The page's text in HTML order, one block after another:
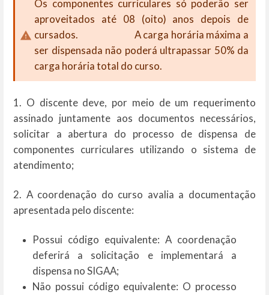
Os componentes curriculares só poderão ser
aproveitados até 08 (oito) anos depois de
cursados. A carga horária máxima a
ser dispensada não poderá ultrapassar 50% da
carga horária total do curso.
1. O discente deve, por meio de um requerimento
assinado juntamente aos documentos necessários,
solicitar a abertura do processo de dispensa de
componentes curriculares utilizando o sistema de
atendimento;
2. A coordenação do curso avalia a documentação
apresentada pelo discente:
Possui código equivalente: A coordenação
deferirá a solicitação e implementará a
dispensa no SIGAA;
Não possui código equivalente: O processo